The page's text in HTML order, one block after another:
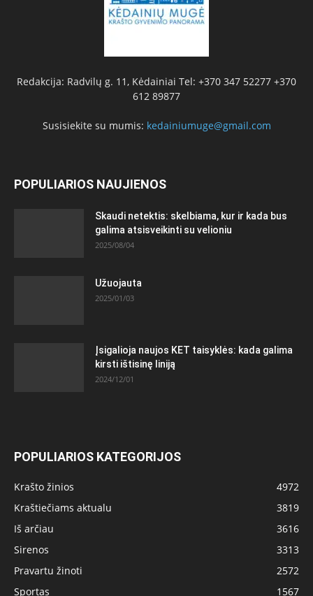
Redakcija: Radvilų g. 11, Kėdainiai Tel: +370 347 52277 +370
612 89877
Susisiekite su mumis: kedainiumuge@gmail.com
POPULIARIOS NAUJIENOS
Skaudi netektis: skelbiama, kur ir kada bus
galima atsisveikinti su velioniu
2025/08/04
Užuojauta
2025/01/03
Įsigalioja naujos KET taisyklės: kada galima
kirsti ištisinę liniją
2024/12/01
POPULIARIOS KATEGORIJOS
Krašto žinios
4972
Kraštiečiams aktualu
3819
Iš arčiau
3616
Sirenos
3313
Pravartu žinoti
2572
Sportas
1567